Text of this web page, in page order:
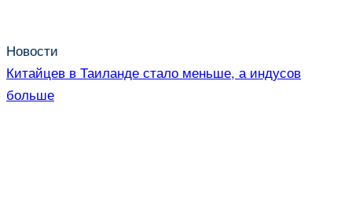
Новости
Китайцев в Таиланде стало меньше, а индусов
больше